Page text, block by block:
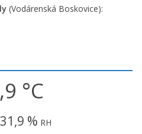
(Vodárenská Boskovice):
°C
31,9 % RH